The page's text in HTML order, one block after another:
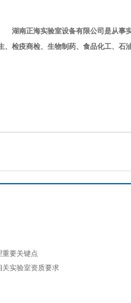
湖南正海实验室设备有限公司是从事
、检疫商检、生物制药、食品化工、石
服
重要关键点
关实验室资质要求